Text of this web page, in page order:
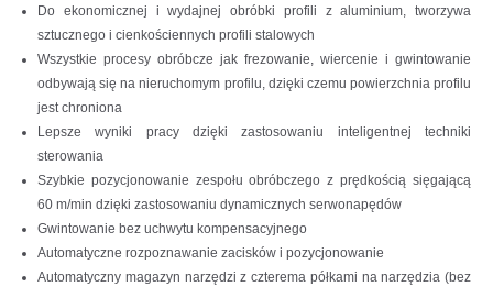
Do ekonomicznej i wydajnej obróbki profili z aluminium, tworzywa
sztucznego i cienkościennych profili stalowych
Wszystkie procesy obróbcze jak frezowanie, wiercenie i gwintowanie
odbywają się na nieruchomym profilu, dzięki czemu powierzchnia profilu
jest chroniona
Lepsze wyniki pracy dzięki zastosowaniu inteligentnej techniki
sterowania
Szybkie pozycjonowanie zespołu obróbczego z prędkością sięgającą
60 m/min dzięki zastosowaniu dynamicznych serwonapędów
Gwintowanie bez uchwytu kompensacyjnego
Automatyczne rozpoznawanie zacisków i pozycjonowanie
Automatyczny magazyn narzędzi z czterema półkami na narzędzia (bez